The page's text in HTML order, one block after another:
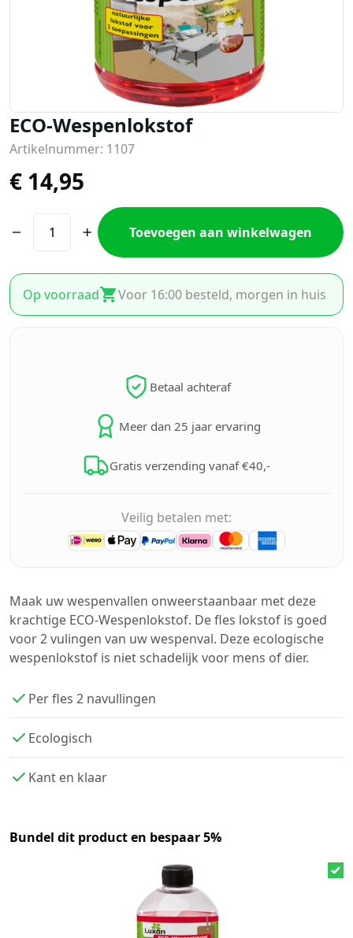
ECO-Wespenlokstof
Artikelnummer: 1107
€ 14,95
Toevoegen aan winkelwagen
Op voorraad Voor 16:00 besteld, morgen in huis
Betaal achteraf
Meer dan 25 jaar ervaring
Gratis verzending vanaf €40,-
Veilig betalen met:
Maak uw wespenvallen onweerstaanbaar met deze
krachtige ECO-Wespenlokstof. De fles lokstof is goed
voor 2 vulingen van uw wespenval. Deze ecologische
wespenlokstof is niet schadelijk voor mens of dier.
Per fles 2 navullingen
Ecologisch
Kant en klaar
Bundel dit product en bespaar 5%